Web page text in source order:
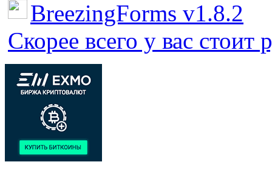
BreezingForms v1.8.2
Скорее всего у вас стоит